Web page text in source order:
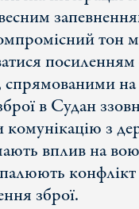
тон
посиленням
спрямованими на
в Судан
комунікацію з
вплив на
конфлікт
зброї.